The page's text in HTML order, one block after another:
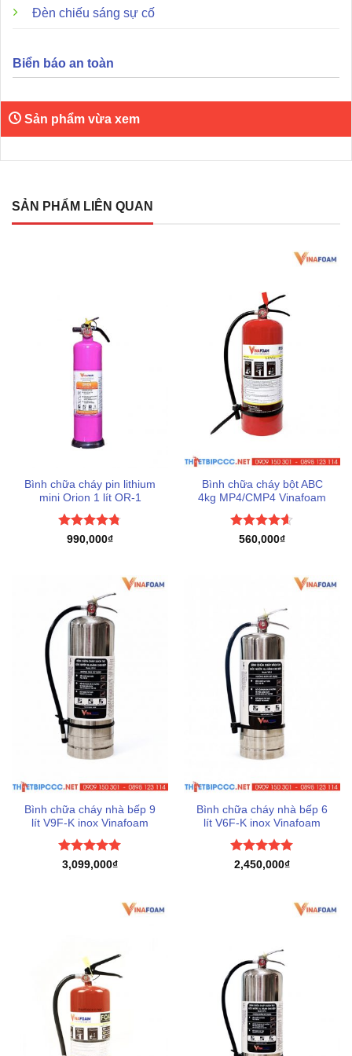
Nam có kiểm định
Bảng so sánh giá bán các mẫu bình chữa cháy
Bình chữa cháy khí CO2 3kg Vinafoam luôn đi kèm với chế
độ bảo hành chu đáo, tư vấn giải pháp theo đúng nhu cầu
phẩm mà còn hỗ trợ khách hàng cách kiểm tra, bảo dưỡng
Đèn chiếu sáng sự cố
Biển báo an toàn
Sản phẩm vừa xem
SẢN PHẨM LIÊN QUAN
Bình chữa cháy pin lithium
mini Orion 1 lít OR-1
Được xếp
990,000₫
Bình chữa cháy bột ABC
4kg MP4/CMP4 Vinafoam
Được xếp
560,000₫
Bình chữa cháy nhà bếp 9
lít V9F-K inox Vinafoam
Được xếp
3,099,000₫
Bình chữa cháy nhà bếp 6
lít V6F-K inox Vinafoam
Được xếp
2,450,000₫